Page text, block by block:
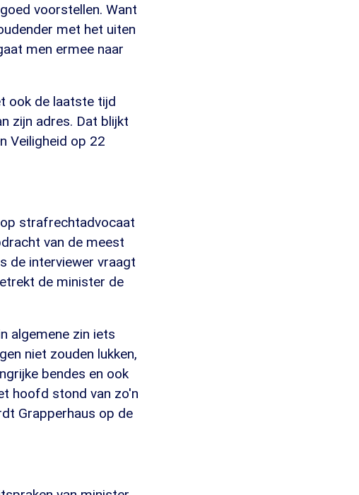
voorstellen. Want
met het uiten
men ermee naar
ook de laatste tijd
zijn adres. Dat blijkt
Veiligheid op 22
strafrechtadvocaat
van de meest
de interviewer vraagt
de minister de
algemene zin iets
niet zouden lukken,
bendes en ook
hoofd stond van zo'n
Grapperhaus op de